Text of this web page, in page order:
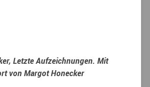
Letzte Aufzeichnungen. Mit
von Margot Honecker